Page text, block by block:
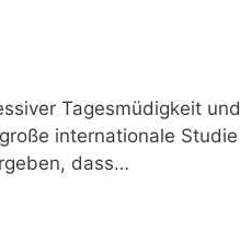
Tagesmüdigkeit und
internationale Studie
dass…